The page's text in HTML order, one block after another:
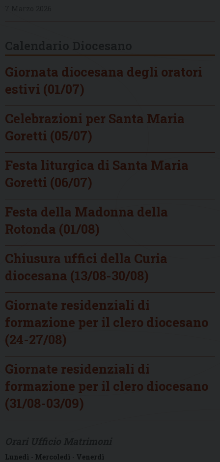
Giornata diocesana degli oratori
estivi (01/07)
Celebrazioni per Santa Maria
Goretti (05/07)
Festa liturgica di Santa Maria
Goretti (06/07)
Festa della Madonna della
Rotonda (01/08)
Chiusura uffici della Curia
diocesana (13/08-30/08)
Giornate residenziali di
formazione per il clero diocesano
(24-27/08)
Giornate residenziali di
formazione per il clero diocesano
(31/08-03/09)
Lunedì - Mercoledì - Venerdì